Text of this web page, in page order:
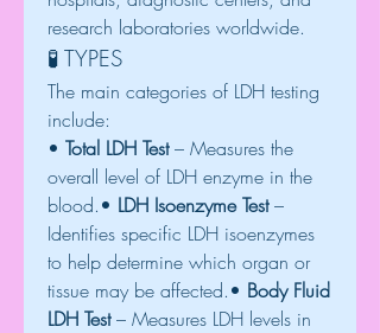
research laboratories worldwide.
🧪 TYPES
The main categories of LDH testing
include:
• Total LDH Test – Measures the
overall level of LDH enzyme in the
blood.• LDH Isoenzyme Test –
Identifies specific LDH isoenzymes
to help determine which organ or
tissue may be affected.• Body Fluid
LDH Test – Measures LDH levels in